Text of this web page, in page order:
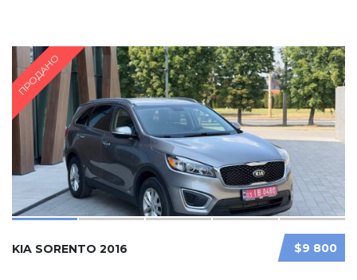
ПРОДАНО
$9 800
KIA SORENTO 2016